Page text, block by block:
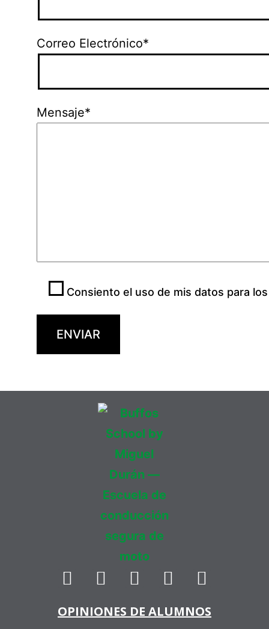
Correo Electrónico*
Mensaje*
Consiento el uso de mis datos para
OPINIONES DE ALUMNOS